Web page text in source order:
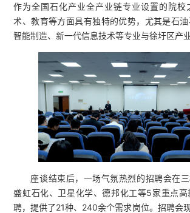
作为全国石化产业全产业链专业设置的院校
术、教育等方面具有独特的优势，尤其是石油
智能制造、新一代信息技术等专业与徐圩区产
座谈结束后，一场气氛热烈的招聘会在三
盛虹石化、卫星化学、德邦化工等5家重点
聘，提供了21种、240余个需求岗位。招聘会